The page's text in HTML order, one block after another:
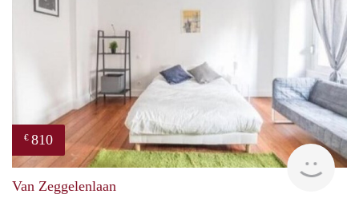
€ 810
Van Zeggelenlaan